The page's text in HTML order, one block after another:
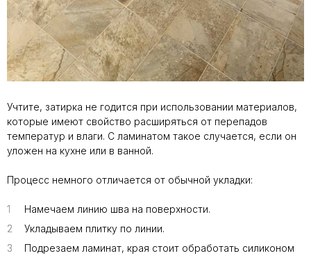
Учтите, затирка не годится при использовании материалов,
которые имеют свойство расширяться от перепадов
температур и влаги. С ламинатом такое случается, если он
уложен на кухне или в ванной.
Процесс немного отличается от обычной укладки:
Намечаем линию шва на поверхности.
11
Укладываем плитку по линии.
2
2
Подрезаем ламинат, края стоит обработать силиконом
3
3